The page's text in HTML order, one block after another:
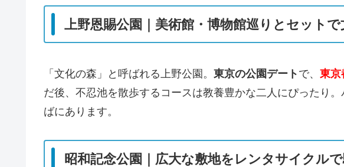
上野恩賜公園｜美術館・博物館巡りとセットで
「文化の森」と呼ばれる上野公園。 東京の公園デート で、 東京
だ後、不忍池を散歩するコースは教養豊かな二人にぴったり
ばにあります。
昭和記念公園｜広大な敷地をレンタサイクル